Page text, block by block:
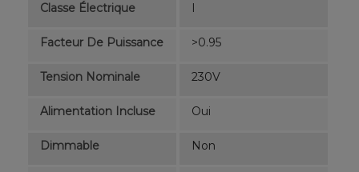
Classe Électrique
Facteur De Puissance >0.95
Tension Nominale 230V
Alimentation Incluse Oui
Dimmable Non